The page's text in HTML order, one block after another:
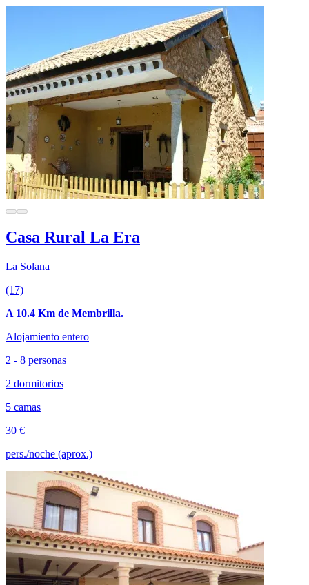
Casa Rural La Era
La Solana
(17)
A 10.4 Km de Membrilla.
Alojamiento entero
2 - 8 personas
2 dormitorios
5 camas
30 €
pers./noche (aprox.)